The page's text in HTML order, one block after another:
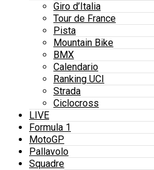
Giro d’Italia
Tour de France
Pista
Mountain Bike
BMX
Calendario
Ranking UCI
Strada
Ciclocross
LIVE
Formula 1
MotoGP
Pallavolo
Squadre